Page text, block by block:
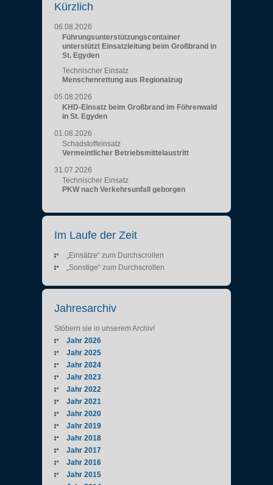
Kürzlich
06.08.2026
Führungsunterstützungscontainer
unterstützt Einsatzleitung beim Großbrand in
St. Egyden
Technischer Einsatz
Menschenrettung aus Regionalzug
05.08.2026
KHD-Einsatz beim Großbrand im Föhrenwald
in St. Egyden
01.08.2026
Schadstoffeinsatz
Vermeintlicher Betriebsmittelaustritt
31.07.2026
Technischer Einsatz
PKW nach Verkehrsunfall geborgen
Im Laufe der Zeit
„Einsätze“ zum Durchscrollen
„Sonstige“ zum Durchscrollen
Jahresarchiv
Stöbern sie in unserem Archiv!
Jahr 2026
Jahr 2025
Jahr 2024
Jahr 2023
Jahr 2022
Jahr 2021
Jahr 2020
Jahr 2019
Jahr 2018
Jahr 2017
Jahr 2016
Jahr 2015